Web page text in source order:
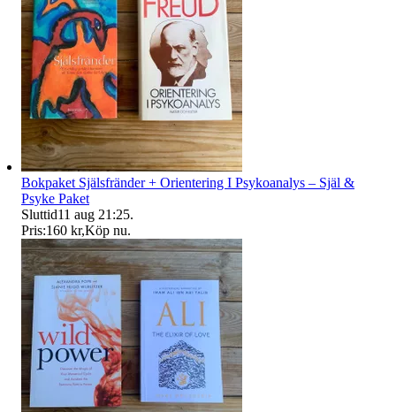
Bokpaket Själsfränder + Orientering I Psykoanalys – Själ &
Psyke Paket
Sluttid11 aug 21:25.
Pris:160 kr,Köp nu.